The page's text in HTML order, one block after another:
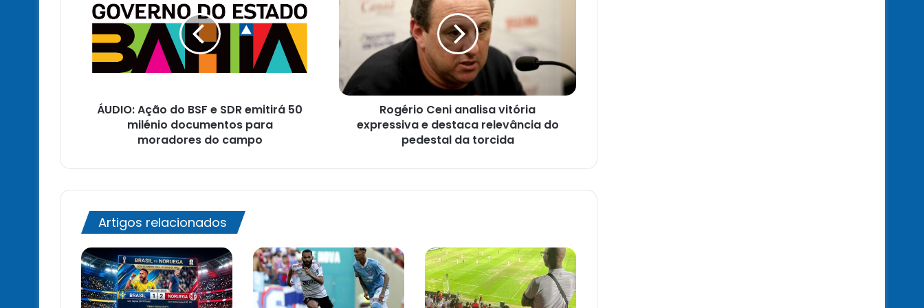
BSF
SDR
emitirá
documentos
ÁUDIO: Ação do BSF e SDR emitirá 50
milénio documentos para
moradores do campo
analisa
expressiva
e
destaca
relevância
do
Rogério Ceni analisa vitória
expressiva e destaca relevância do
pedestal da torcida
Artigos relacionados